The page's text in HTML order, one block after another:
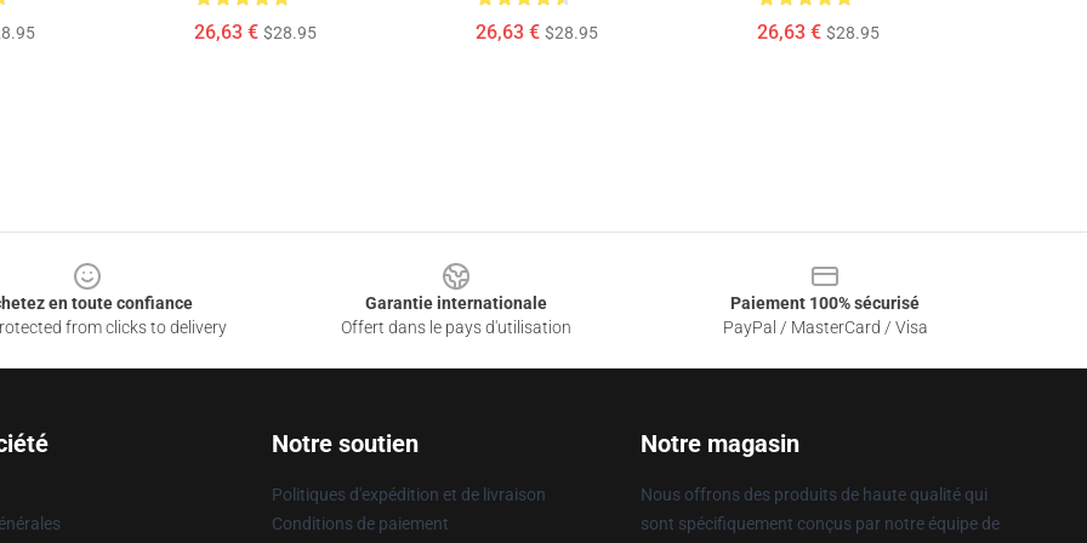
26,63 € $28.95 26,63 € $28.95 26,63 € $28.95
en toute confiance
from clicks to delivery
Garantie internationale
Offert dans le pays d'utilisation
Paiement 100% sécurisé
PayPal / MasterCard / Visa
Notre soutien
Politiques d'expédition et de livraison
Conditions de paiement
Notre magasin
Nous offrons des produits de haute qualité qui
sont spécifiquement conçus par notre équipe de